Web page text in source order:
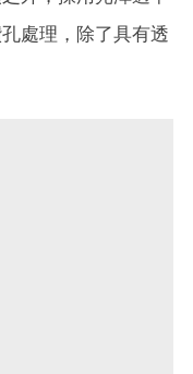
處理，除了具有透